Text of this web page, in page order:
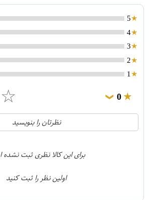
5
4
3
2
1
0
❯
☆
0
0
نظرتان را بنویسید
برای این کالا نظری ثبت
اولین نظر را ثبت کنید